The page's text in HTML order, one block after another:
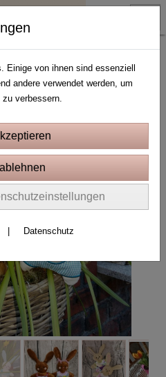
Einige von ihnen sind essenziell
andere verwendet werden, um
verbessern.
Datenschutz